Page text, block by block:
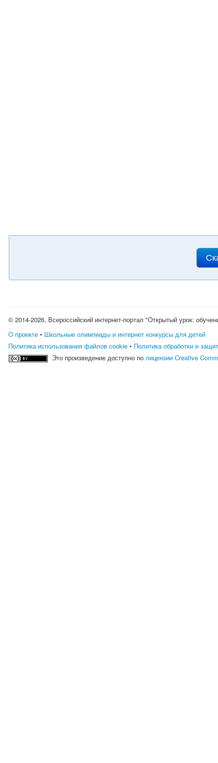
© 2014-2026, Всероссийский интернет-портал "Открытый урок:
О проекте • Школьные олимпиады и интернет конкурсы для детей
Политика использования файлов cookie • Политика обработки и
Это произведение доступно полицензии Creative